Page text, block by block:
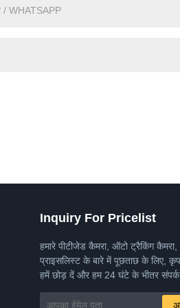
Inquiry For Pricelist
हमारे पीटीजेड कैमरा, ऑटो ट्रैकिंग कैमरा,
प्राइसलिस्ट के बारे में पूछताछ के लिए,
हमें छोड़ दें और हम 24 घंटे के भीतर संपर्क